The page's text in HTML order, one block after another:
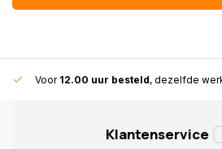
Voor 12.00 uur besteld, dezelfde
Klantenservice